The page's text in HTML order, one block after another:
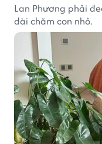
Lan Phương phải
dài chăm con nhỏ.